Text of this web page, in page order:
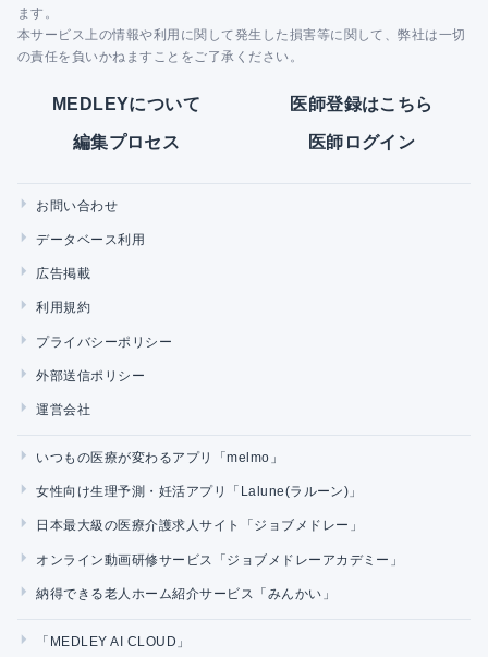
ます。
本サービス上の情報や利用に関して発生した損害等に関して、弊社は一切
の責任を負いかねますことをご了承ください。
MEDLEYについて 医師登録はこちら
編集プロセス 医師ログイン
お問い合わせ
データベース利用
広告掲載
利用規約
プライバシーポリシー
外部送信ポリシー
運営会社
いつもの医療が変わるアプリ「melmo」
女性向け生理予測・妊活アプリ「Lalune(ラルーン)」
日本最大級の医療介護求人サイト「ジョブメドレー」
オンライン動画研修サービス「ジョブメドレーアカデミー」
納得できる老人ホーム紹介サービス「みんかい」
「MEDLEY AI CLOUD」